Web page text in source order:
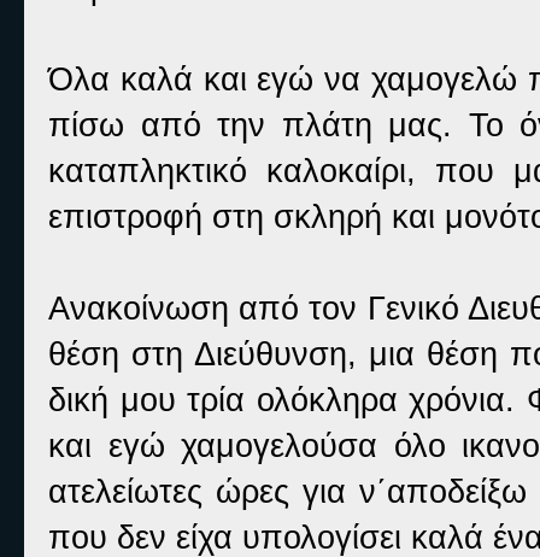
Όλα καλά και εγώ να χαμογελώ
πίσω από την πλάτη μας. Το
καταπληκτικό καλοκαίρι,
επιστροφή στη σκληρή και
Ανακοίνωση από τον Γενικό
θέση στη Διεύθυνση, μια θέση
δική μου τρία ολόκληρα
και εγώ χαμογελούσα όλο
ατελείωτες ώρες για
που δεν είχα υπολογίσει καλά